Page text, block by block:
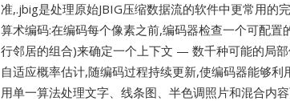
准,.jbig是处理原始JBIG压缩数据流的软件中更常用的
算术编码:在编码每个像素之前,编码器检查一个可配
行邻居的组合)来确定一个上下文 — 数千种可能的局
自适应概率估计,随编码过程持续更新,使编码器能够
用单一算法处理文字、线条图、半色调照片和混合内